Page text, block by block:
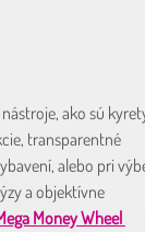
ako sú
transparentné
alebo pri
a objektívne
Money Wheel